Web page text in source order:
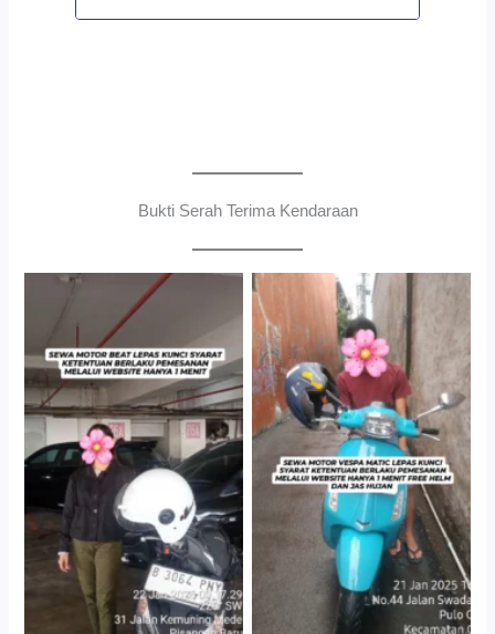
Bukti Serah Terima Kendaraan
Cityplaza Jatinegara
Gedung Parkir P6A
Antar Jemput Kendaraan